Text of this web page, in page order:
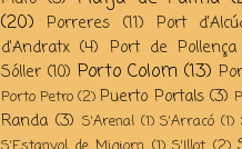
(20) Porreres (11) Port
d'Andratx (4) Port de Pollença
Sóller (10) Porto Colom (13)
Porto Petro (2) Puerto Portals (3)
Randa (3) S'Arenal (1) S'Arracó (1)